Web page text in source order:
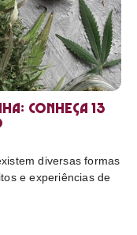
conheça 13
diversas formas
e experiências de